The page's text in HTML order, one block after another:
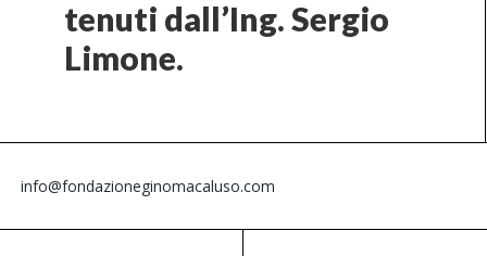
tenuti dall’Ing. Sergio
Limone.
info@fondazioneginomacaluso.com